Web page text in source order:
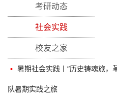
考研动态
社会实践
校友之家
▪ 暑期社会实践丨“历史铸魂旅，
队暑期实践之旅